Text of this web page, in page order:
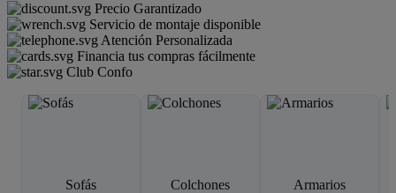
Precio Garantizado
Servicio de montaje disponible
Atención Personalizada
Financia tus compras fácilmente
Club Confo
Sofás Colchones Armarios